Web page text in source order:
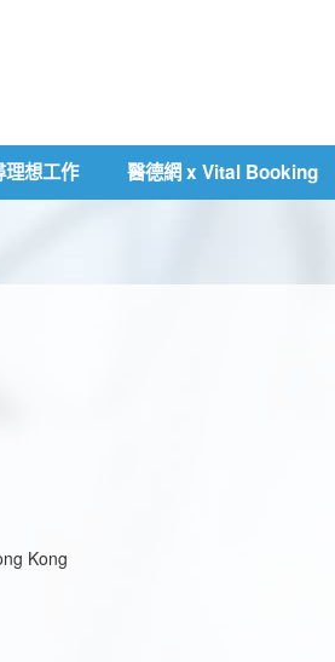
理想工作 醫德網 x Vital Booking
Kong